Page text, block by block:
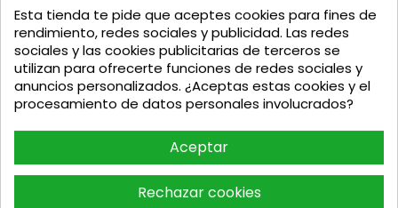
Podria interesarte
COMBO MINIAMOLADORA 125MM +...
-12%
Esta tienda te pide que aceptes cookies para fines de
rendimiento, redes sociales y publicidad. Las redes
sociales y las cookies publicitarias de terceros se
utilizan para ofrecerte funciones de redes sociales y
anuncios personalizados. ¿Aceptas estas cookies y el
procesamiento de datos personales involucrados?
Aceptar
Rechazar cookies